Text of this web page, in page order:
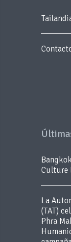
Culture
La
(TAT)
Phra